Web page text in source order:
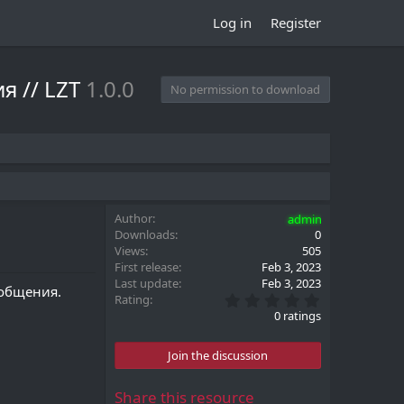
Log in Register
// LZT 1.0.0
No permission to download
Author
admin
Downloads
0
Views
505
First release
Feb 3, 2023
Last update
Feb 3, 2023
Rating
.
0
t
0 ratings
Join the discussion
Share this resource